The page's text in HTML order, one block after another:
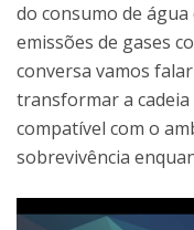
do consumo de água
emissões de gases
conversa vamos
transformar a
compatível com o
sobrevivência